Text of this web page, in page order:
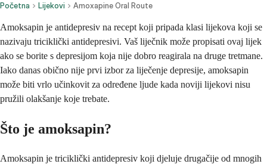
Početna Lijekovi Amoxapine Oral Route
Amoksapin je antidepresiv na recept koji pripada klasi lijekova koji se
nazivaju triciklički antidepresivi. Vaš liječnik može propisati ovaj lijek
ako se borite s depresijom koja nije dobro reagirala na druge tretmane.
Iako danas obično nije prvi izbor za liječenje depresije, amoksapin
može biti vrlo učinkovit za određene ljude kada noviji lijekovi nisu
pružili olakšanje koje trebate.
Što je amoksapin?
Amoksapin je triciklički antidepresiv koji djeluje drugačije od mnogih